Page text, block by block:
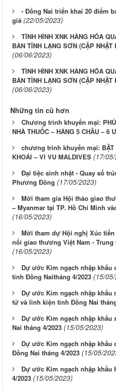
- Đồng Nai triển khai 20 điểm
giá (22/05/2023)
TÌNH HÌNH XNK HÀNG HÓA
BÀN TỈNH LẠNG SƠN (CẬP NHẬT
(06/06/2023)
TÌNH HÌNH XNK HÀNG HÓA
BÀN TỈNH LẠNG SƠN (CẬP NHẬT
(06/06/2023)
Những tin cũ hơn
Chương trình khuyến mại:
NHÀ THUỐC – HÀNG 5 CHÂU – 6
chương trình khuyến mại: BẬT
KHOÁI – VI VU MALDIVES (17/
Đại tiệc sinh nhật - Quay số
Phương Đông (17/05/2023)
Mời tham gia Hội thảo giao
– Myanmar tại TP. Hồ Chí Minh
(16/05/2023)
Mời tham dự Hội nghị Xúc
nối giao thương Việt Nam - Trung
(16/05/2023)
Dự ước Kim ngạch nhập khẩu
tỉnh Đồng Naitháng 4/2023 (15/
Dự ước Kim ngạch nhập khẩu
tử và linh kiện tỉnh Đồng Nai
Dự ước Kim ngạch nhập khẩu
Nai tháng 4/2023 (15/05/2023)
Dự ước Kim ngạch nhập khẩu
Đồng Nai tháng 4/2023 (15/05/
Dự ước Kim ngạch nhập khẩu
4/2023 (15/05/2023)